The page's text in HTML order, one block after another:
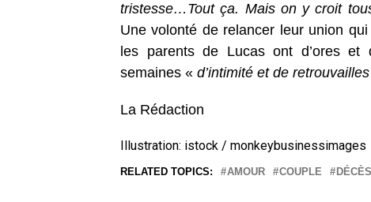
tristesse…Tout ça. Mais on y croit
Une volonté de relancer leur union
les parents de Lucas ont d’ores
semaines « d’intimité et de retrouvailles
La Rédaction
Illustration: istock / monkeybusinessimages
RELATED TOPICS: AMOUR COUPLE DÉCÈS